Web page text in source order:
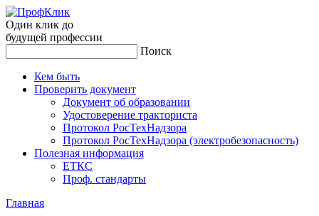
Один клик до
будущей профессии
Поиск
Кем быть
Проверить документ
Документ об образовании
Удостоверение тракториста
Протокол РосТехНадзора
Протокол РосТехНадзора (электробезопасность)
Полезная информация
ЕТКС
Проф. стандарты
Главная